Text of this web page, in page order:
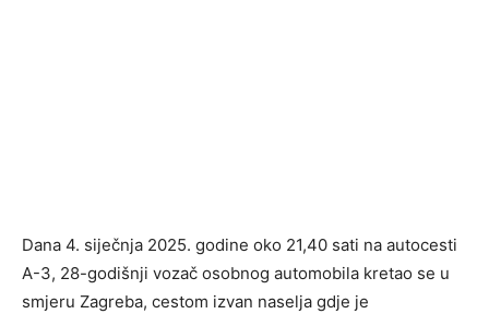
Dana 4. siječnja 2025. godine oko 21,40 sati na autocesti
A-3, 28-godišnji vozač osobnog automobila kretao se u
smjeru Zagreba, cestom izvan naselja gdje je